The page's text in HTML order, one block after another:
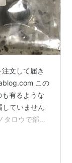
文して届き
この
有るような
ていません
タロウで部品
というのが
って言うの